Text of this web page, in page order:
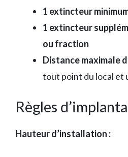
1 extincteur
1 extincteur
ou fraction
Distance maximale
tout point du local et
Règles
Hauteur d’installation :